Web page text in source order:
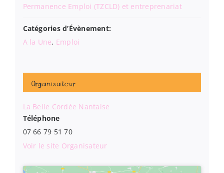
Permanence Emploi (TZCLD) et entreprenariat
Catégories d’Évènement:
A la Une, Emploi
Organisateur
La Belle Cordée Nantaise
Téléphone
07 66 79 51 70
Voir le site Organisateur